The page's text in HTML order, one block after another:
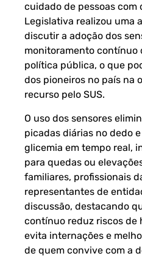
cuidado de pessoas com
Legislativa realizou uma
discutir a adoção dos
monitoramento contínuo
política pública, o que
dos pioneiros no país na
recurso pelo SUS.
O uso dos sensores
picadas diárias no dedo
glicemia em tempo real,
para quedas ou
familiares, profissionais
representantes de
discussão, destacando
contínuo reduz riscos de
evita internações e
de quem convive com a